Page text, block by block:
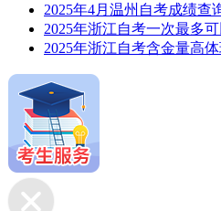
2025年4月温州自考成绩查
2025年浙江自考一次最多
2025年浙江自考含金量高